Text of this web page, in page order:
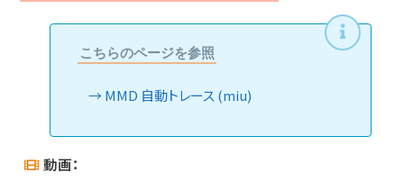
こちらのページを参照
MMD 自動トレース (miu)
動画：